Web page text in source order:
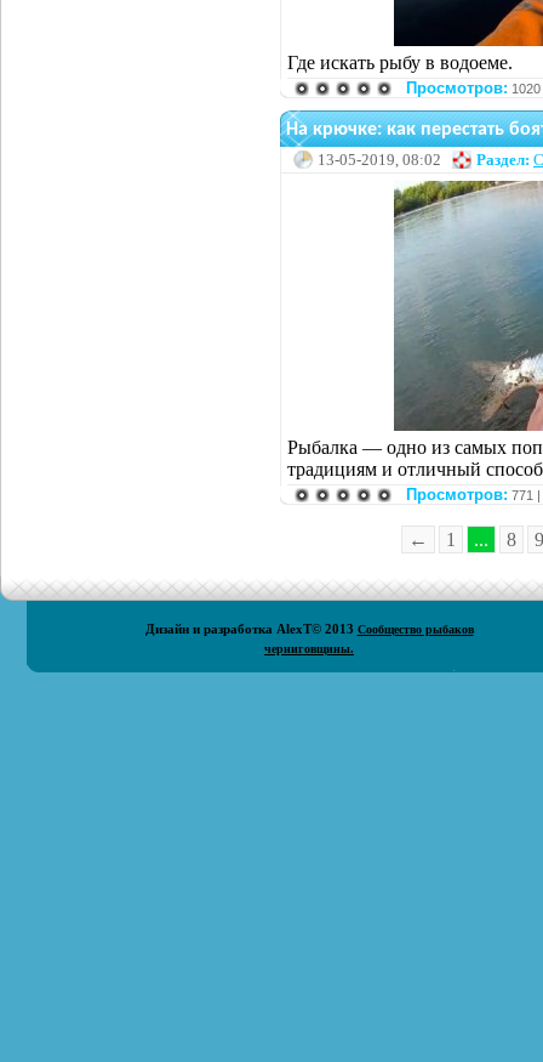
Где искать рыбу в водоеме.
Просмотров:
На крючке: как перестать
13-05-2019, 08:02 Раздел:
Рыбалка — одно из самых
традициям и отличный способ
Просмотров: 771 |
← 1 ... 8 9
Дизайн и разработка AlexT© 2013 Сообщество рыбаков
черниговщины.